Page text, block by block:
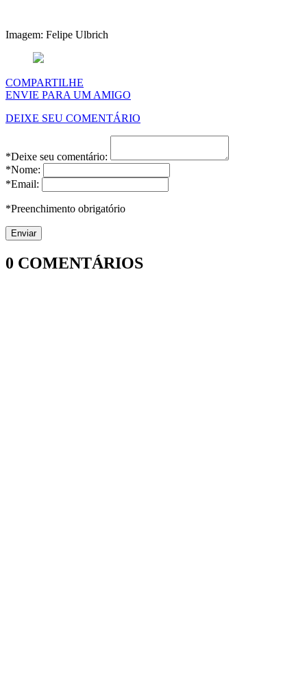
Imagem: Felipe Ulbrich
COMPARTILHE
ENVIE PARA UM AMIGO
DEIXE SEU COMENTÁRIO
*Deixe seu comentário:
*Nome:
*Email:
*Preenchimento obrigatório
0 COMENTÁRIOS